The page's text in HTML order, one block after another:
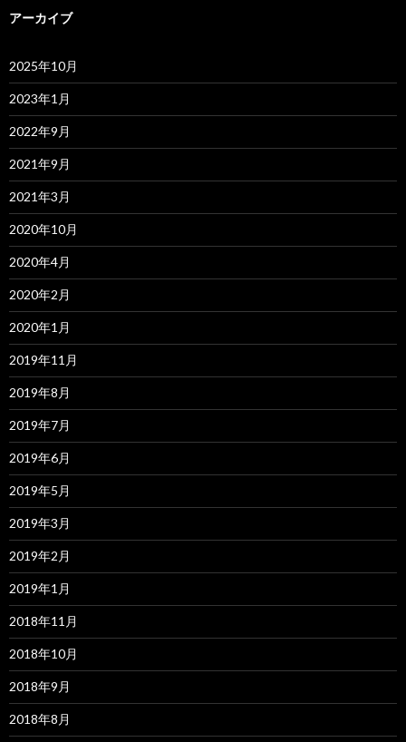
アーカイブ
2025年10月
2023年1月
2022年9月
2021年9月
2021年3月
2020年10月
2020年4月
2020年2月
2020年1月
2019年11月
2019年8月
2019年7月
2019年6月
2019年5月
2019年3月
2019年2月
2019年1月
2018年11月
2018年10月
2018年9月
2018年8月